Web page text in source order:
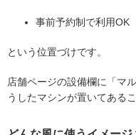
事前予約制で利用OK
という位置づけです。
店舗ページの設備欄に「マ
うしたマシンが置いてある